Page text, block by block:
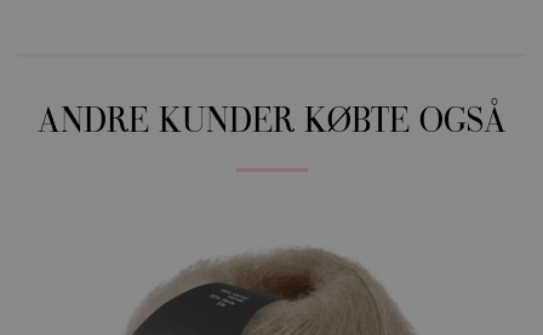
ANDRE KUNDER KØBTE OGSÅ